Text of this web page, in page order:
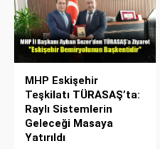
MHP Eskişehir
Teşkilatı TÜRASAŞ’ta:
Raylı Sistemlerin
Geleceği Masaya
Yatırıldı